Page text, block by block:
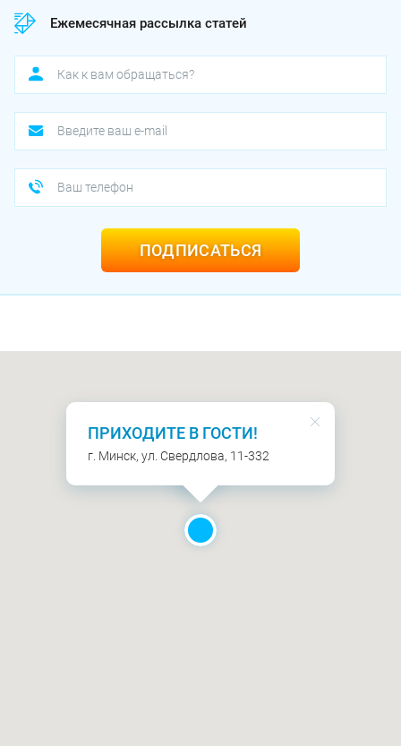
Ежемесячная рассылка статей
ПОДПИСАТЬСЯ
ПРИХОДИТЕ В ГОСТИ!
г. Минск, ул. Свердлова, 11-332